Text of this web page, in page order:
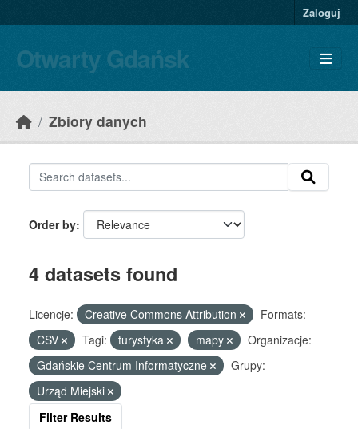
Zaloguj
Otwarty Gdańsk
Zbiory danych
Order by
4 datasets found
Licencje: Creative Commons Attribution
Formats:
CSV
Tagi: turystyka mapy
Organizacje:
Gdańskie Centrum Informatyczne
Grupy:
Urząd Miejski
Filter Results